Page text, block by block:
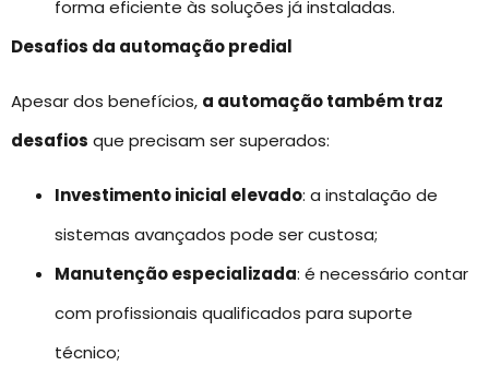
forma eficiente às soluções já instaladas.
Desafios da automação predial
Apesar dos benefícios, a automação também traz
desafios que precisam ser superados:
Investimento inicial elevado: a instalação de
sistemas avançados pode ser custosa;
Manutenção especializada: é necessário contar
com profissionais qualificados para suporte
técnico;